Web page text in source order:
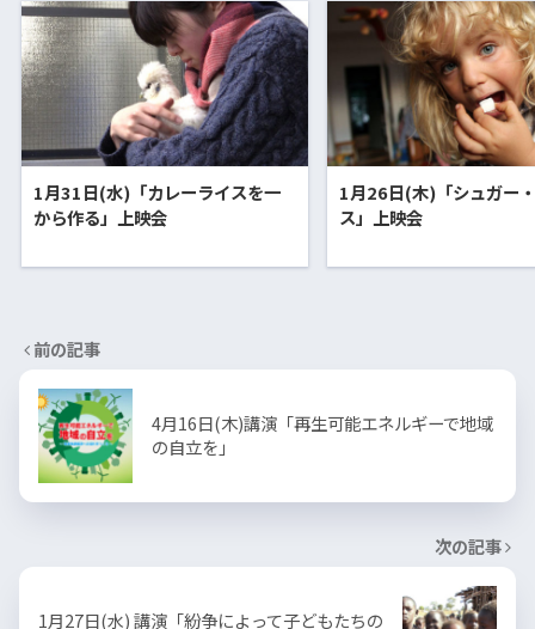
1月31日(水)「カレーライスを一
から作る」上映会
1月26日(木)「シュガー
ス」上映会
前の記事
4月16日(木)講演「再生可能エネルギーで地域
の自立を」
次の記事
1月27日(水) 講演「紛争によって子どもたちの